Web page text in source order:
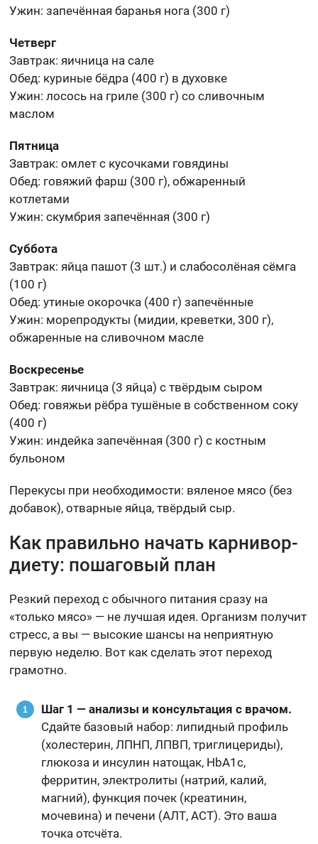
Ужин: запечённая баранья нога (300 г)
Четверг
Завтрак: яичница на сале
Обед: куриные бёдра (400 г) в духовке
Ужин: лосось на гриле (300 г) со сливочным
маслом
Пятница
Завтрак: омлет с кусочками говядины
Обед: говяжий фарш (300 г), обжаренный
котлетами
Ужин: скумбрия запечённая (300 г)
Суббота
Завтрак: яйца пашот (3 шт.) и слабосолёная сёмга
(100 г)
Обед: утиные окорочка (400 г) запечённые
Ужин: морепродукты (мидии, креветки, 300 г),
обжаренные на сливочном масле
Воскресенье
Завтрак: яичница (3 яйца) с твёрдым сыром
Обед: говяжьи рёбра тушёные в собственном соку
(400 г)
Ужин: индейка запечённая (300 г) с костным
бульоном
Перекусы при необходимости: вяленое мясо (без
добавок), отварные яйца, твёрдый сыр.
Как правильно начать карнивор-
диету: пошаговый план
Резкий переход с обычного питания сразу на
«только мясо» — не лучшая идея. Организм получит
стресс, а вы — высокие шансы на неприятную
первую неделю. Вот как сделать этот переход
грамотно.
Шаг 1 — анализы и консультация с врачом.
Сдайте базовый набор: липидный профиль
(холестерин, ЛПНП, ЛПВП, триглицериды),
глюкоза и инсулин натощак, HbA1c,
ферритин, электролиты (натрий, калий,
магний), функция почек (креатинин,
мочевина) и печени (АЛТ, АСТ). Это ваша
точка отсчёта.